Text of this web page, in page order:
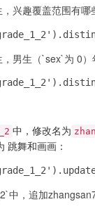
兴趣覆盖范围有哪
男生（`sex`为 0）
中，修改名为
跳舞和画画：
中，追加